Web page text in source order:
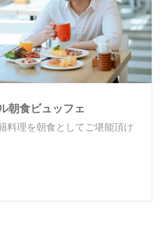
朝食ビュッフェ
料理を朝食としてご堪能頂け